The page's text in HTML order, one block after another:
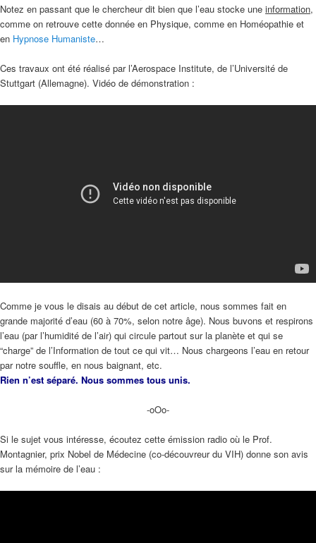
Notez en passant que le chercheur dit bien que l’eau stocke une information,
comme on retrouve cette donnée en Physique, comme en Homéopathie et
en Hypnose Humaniste…
Ces travaux ont été réalisé par l’Aerospace Institute, de l’Université de
Stuttgart (Allemagne). Vidéo de démonstration :
Comme je vous le disais au début de cet article, nous sommes fait en
grande majorité d’eau (60 à 70%, selon notre âge). Nous buvons et respirons
l’eau (par l’humidité de l’air) qui circule partout sur la planète et qui se
“charge” de l’Information de tout ce qui vit… Nous chargeons l’eau en retour
par notre souffle, en nous baignant, etc.
Rien n’est séparé. Nous sommes tous unis.
-oOo-
Si le sujet vous intéresse, écoutez cette émission radio où le Prof.
Montagnier, prix Nobel de Médecine (co-découvreur du VIH) donne son avis
sur la mémoire de l’eau :